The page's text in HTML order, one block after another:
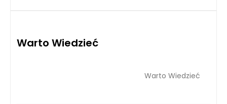
Warto Wiedzieć
Warto Wiedzieć